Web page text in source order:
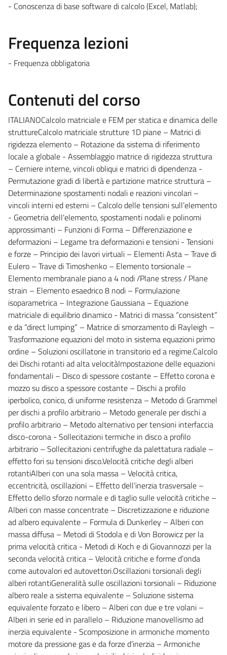
- Conoscenza di base software di calcolo (Excel, Matlab);
Frequenza lezioni
- Frequenza obbligatoria
Contenuti del corso
ITALIANOCalcolo matriciale e FEM per statica e dinamica delle
struttureCalcolo matriciale strutture 1D piane – Matrici di
rigidezza elemento – Rotazione da sistema di riferimento
locale a globale - Assemblaggio matrice di rigidezza struttura
– Cerniere interne, vincoli obliqui e matrici di dipendenza -
Permutazione gradi di libertà e partizione matrice struttura –
Determinazione spostamenti nodali e reazioni vincolari –
vincoli interni ed esterni – Calcolo delle tensioni sull’elemento
- Geometria dell’elemento, spostamenti nodali e polinomi
approssimanti – Funzioni di Forma – Differenziazione e
deformazioni – Legame tra deformazioni e tensioni - Tensioni
e forze – Principio dei lavori virtuali – Elementi Asta – Trave di
Eulero – Trave di Timoshenko – Elemento torsionale –
Elemento membranale piano a 4 nodi /Plane stress / Plane
strain – Elemento esaedrico 8 nodi – Formulazione
isoparametrica – Integrazione Gaussiana – Equazione
matriciale di equilibrio dinamico - Matrici di massa “consistent”
e da “direct lumping” – Matrice di smorzamento di Rayleigh –
Trasformazione equazioni del moto in sistema equazioni primo
ordine – Soluzioni oscillatorie in transitorio ed a regime.Calcolo
dei Dischi rotanti ad alta velocitàImpostazione delle equazioni
fondamentali – Disco di spessore costante – Effetto corona e
mozzo su disco a spessore costante – Dischi a profilo
iperbolico, conico, di uniforme resistenza – Metodo di Grammel
per dischi a profilo arbitrario – Metodo generale per dischi a
profilo arbitrario – Metodo alternativo per tensioni interfaccia
disco-corona - Sollecitazioni termiche in disco a profilo
arbitrario – Sollecitazioni centrifughe da palettatura radiale –
effetto fori su tensioni disco.Velocità critiche degli alberi
rotantiAlberi con una sola massa – Velocità critica,
eccentricità, oscillazioni – Effetto dell’inerzia trasversale –
Effetto dello sforzo normale e di taglio sulle velocità critiche –
Alberi con masse concentrate – Discretizzazione e riduzione
ad albero equivalente – Formula di Dunkerley – Alberi con
massa diffusa – Metodi di Stodola e di Von Borowicz per la
prima velocità critica - Metodi di Koch e di Giovannozzi per la
seconda velocità critica – Velocità critiche e forme d’onda
come autovalori ed autovettori.Oscillazioni torsionali degli
alberi rotantiGeneralità sulle oscillazioni torsionali – Riduzione
albero reale a sistema equivalente – Soluzione sistema
equivalente forzato e libero – Alberi con due e tre volani –
Alberi in serie ed in parallelo – Riduzione manovellismo ad
inerzia equivalente - Scomposizione in armoniche momento
motore da pressione gas e da forze d’inerzia – Armoniche